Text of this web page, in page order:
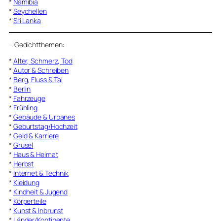
* Namibia
* Seychellen
* Sri Lanka
– Gedichtthemen:
* Alter, Schmerz, Tod
* Autor & Schreiben
* Berg, Fluss & Tal
* Berlin
* Fahrzeuge
* Frühling
* Gebäude & Urbanes
* Geburtstag/Hochzeit
* Geld & Karriere
* Grusel
* Haus & Heimat
* Herbst
* Internet & Technik
* Kleidung
* Kindheit & Jugend
* Körperteile
* Kunst & Inbrunst